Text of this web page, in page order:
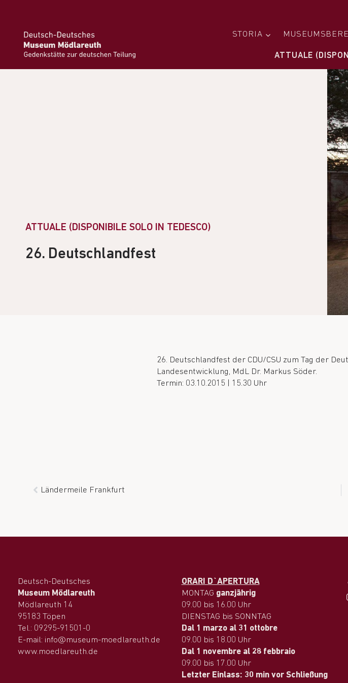
STORIA
ATTUALE
ATTUALE (DISPONIBILE SOLO IN TEDESCO)
26. Deutschlandfest
26. Deutschlandfest der CDU/CSU zum Tag der
Landesentwicklung, MdL Dr. Markus Söder.
Termin: 03.10.2015 | 15.30 Uhr
Ländermeile Frankfurt
Deutsch-Deutsches
Museum Mödlareuth
Mödlareuth 14
95183 Töpen
Tel.: 09295-91501-0
E-mail: info@museum-moedlareuth.de
www.moedlareuth.de
ORARI D`APERTURA
MONTAG ganzjährig
09.00 bis 16.00 Uhr
DIENSTAG bis SONNTAG
Dal 1 marzo al 31 ottobre
09.00 bis 18.00 Uhr
Dal 1 novembre al 28 febbraio
09.00 bis 17.00 Uhr
Letzter Einlass: 30 min vor Schließung